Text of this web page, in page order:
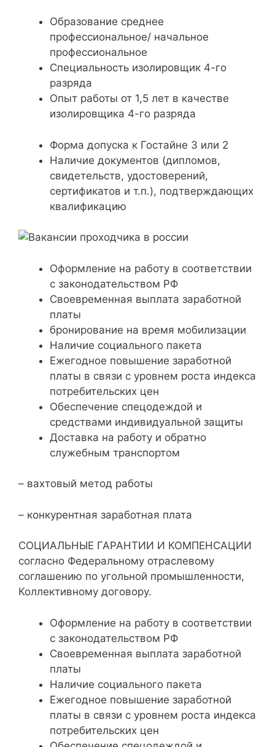
Образование среднее
профессиональное/ начальное
профессиональное
Специальность изолировщик 4-го
разряда
Опыт работы от 1,5 лет в качестве
изолировщика 4-го разряда
Форма допуска к Гостайне 3 или 2
Наличие документов (дипломов,
свидетельств, удостоверений,
сертификатов и т.п.), подтверждающих
квалификацию
Оформление на работу в соответствии
с законодательством РФ
Своевременная выплата заработной
платы
бронирование на время мобилизации
Наличие социального пакета
Ежегодное повышение заработной
платы в связи с уровнем роста индекса
потребительских цен
Обеспечение спецодеждой и
средствами индивидуальной защиты
Доставка на работу и обратно
служебным транспортом
– вахтовый метод работы
– конкурентная заработная плата
СОЦИАЛЬНЫЕ ГАРАНТИИ И КОМПЕНСАЦИИ
согласно Федеральному отраслевому
соглашению по угольной промышленности,
Коллективному договору.
Оформление на работу в соответствии
с законодательством РФ
Своевременная выплата заработной
платы
Наличие социального пакета
Ежегодное повышение заработной
платы в связи с уровнем роста индекса
потребительских цен